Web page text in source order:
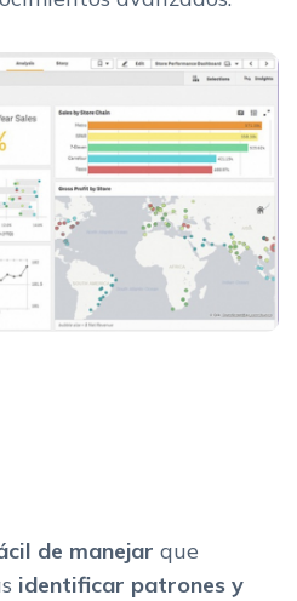
de manejar que
identificar patrones y